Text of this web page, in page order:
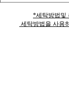
*세탁방법및
세탁방법을 사용